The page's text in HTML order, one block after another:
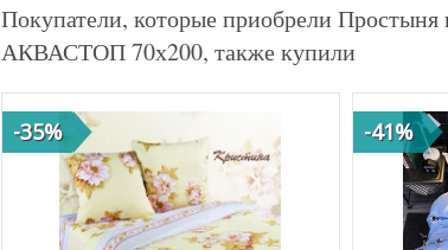
Покупатели, которые приобрели
АКВАСТОП 70х200, также купили
-35% -41%